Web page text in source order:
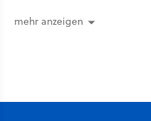
mehr anzeigen